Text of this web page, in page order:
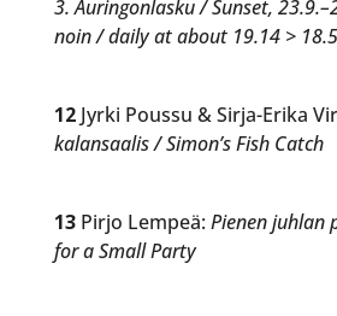
3. Auringonlasku / Sunset,
noin / daily at about 19.14 >
12Jyrki Poussu & Sirja-Erika
kalansaalis / Simon’s Fish Catch
13Pirjo Lempeä: Pienen juhlan
for a Small Party